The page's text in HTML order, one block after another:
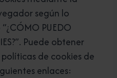
según lo
PUEDO
Puede obtener
de cookies de
enlaces: